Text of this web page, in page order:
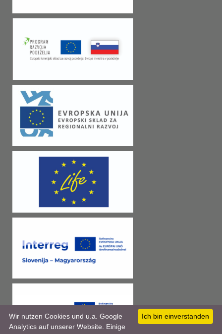
Ich bin einverstanden
Wir nutzen Cookies und u.a. Google
Analytics auf unserer Website. Einige